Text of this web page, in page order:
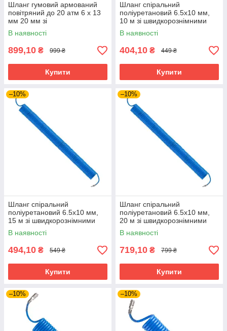
Шланг гумовий армований
повітряний до 20 атм 6 x 13
мм 20 мм зі
швидкорознімними
з'єднаннями INTERTOOL PT-
В наявності
899,10 ₴ 999 ₴
Купити
Шланг спіральний
поліуретановий 6.5х10 мм,
10 м зі швидкорознімними
з'єднаннями INTERTOOL PT-
1711
В наявності
404,10 ₴ 449 ₴
Купити
–10%
Шланг спіральний
поліуретановий 6.5х10 мм,
15 м зі швидкорознімними
з'єднаннями INTERTOOL PT-
1712
В наявності
494,10 ₴ 549 ₴
Купити
–10%
Шланг спіральний
поліуретановий 6.5х10 мм,
20 м зі швидкорознімними
з'єднаннями INTERTOOL PT-
1713
В наявності
719,10 ₴ 799 ₴
Купити
–10% –10%